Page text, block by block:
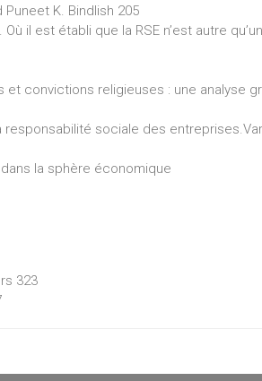
Puneet K. Bindlish 205
il est établi que la RSE n’est autre
et convictions religieuses : une analyse
responsabilité sociale des
la sphère économique
323